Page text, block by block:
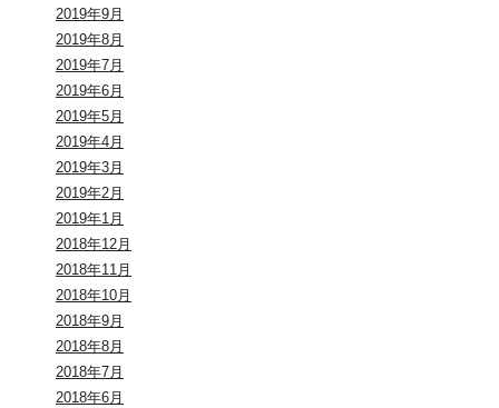
2019年9月
2019年8月
2019年7月
2019年6月
2019年5月
2019年4月
2019年3月
2019年2月
2019年1月
2018年12月
2018年11月
2018年10月
2018年9月
2018年8月
2018年7月
2018年6月